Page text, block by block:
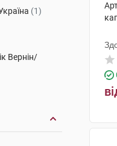
(1)
Вернін/
(1)